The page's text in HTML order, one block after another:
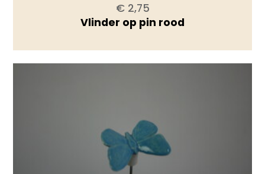
€ 2,75
Vlinder op pin rood